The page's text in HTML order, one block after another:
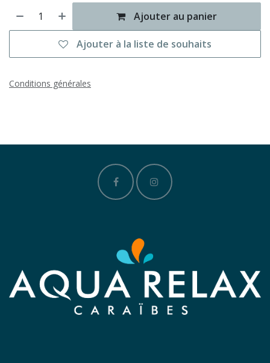
Ajouter au panier
Ajouter à la liste de souhaits
Conditions générales